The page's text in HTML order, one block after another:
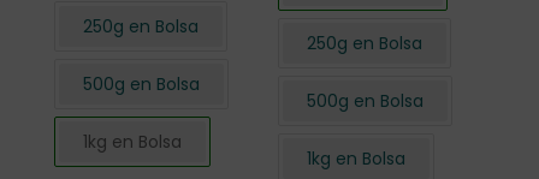
250g en Bolsa
500g en Bolsa
1kg en Bolsa
250g en Bolsa
500g en Bolsa
1kg en Bolsa